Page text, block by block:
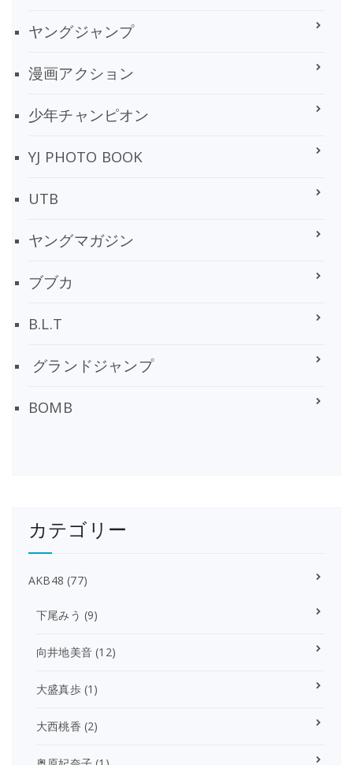
ヤングジャンプ
漫画アクション
少年チャンピオン
YJ PHOTO BOOK
UTB
ヤングマガジン
ブブカ
B.L.T
グランドジャンプ
BOMB
カテゴリー
AKB48 (77)
下尾みう (9)
向井地美音 (12)
大盛真歩(1)
大西桃香 (2)